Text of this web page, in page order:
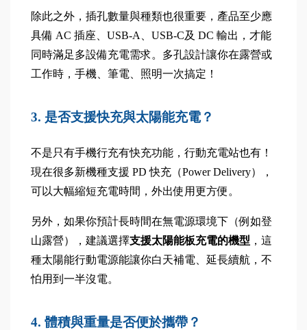
除此之外，插孔數量與種類也很重要，產品至少應
具備 AC 插座、USB-A、USB-C及 DC 輸出，才能
同時滿足多設備充電需求。多孔設計讓你在露營或
工作時，手機、筆電、照明一次搞定！
3. 是否支援快充與太陽能充電？
不是只有手機行充有快充功能，行動充電站也有！
現在很多新機種支援 PD 快充（Power Delivery），
可以大幅縮短充電時間，外出使用更方便。
另外，如果你預計長時間在無電源環境下（例如登
山露營），建議選擇支援太陽能板充電的機型 ，這
種太陽能行動電源能讓你白天補電、延長續航，不
怕用到一半沒電。
4. 體積與重量是否便於攜帶？